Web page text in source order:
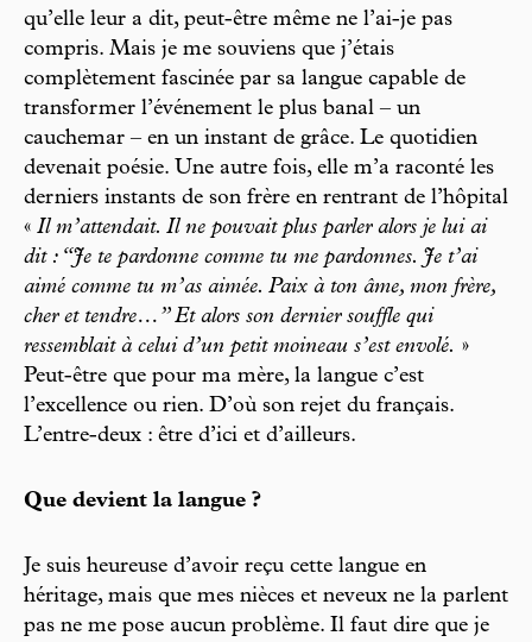
qu’elle leur a dit, peut-être même ne l’ai-je pas
compris. Mais je me souviens que j’étais
complètement fascinée par sa langue capable de
transformer l’événement le plus banal – un
cauchemar – en un instant de grâce. Le quotidien
devenait poésie. Une autre fois, elle m’a raconté les
derniers instants de son frère en rentrant de l’hôpital
« Il m’attendait. Il ne pouvait plus parler alors je lui ai
dit : “Je te pardonne comme tu me pardonnes. Je t’ai
aimé comme tu m’as aimée. Paix à ton âme, mon frère,
cher et tendre…” Et alors son dernier souffle qui
ressemblait à celui d’un petit moineau s’est envolé. »
Peut-être que pour ma mère, la langue c’est
l’excellence ou rien. D’où son rejet du français.
L’entre-deux : être d’ici et d’ailleurs.
Que devient la langue ?
Je suis heureuse d’avoir reçu cette langue en
héritage, mais que mes nièces et neveux ne la parlent
pas ne me pose aucun problème. Il faut dire que je